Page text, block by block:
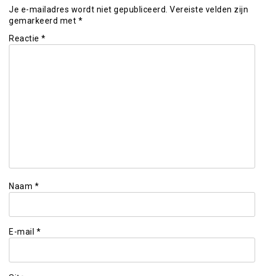
Je e-mailadres wordt niet gepubliceerd. Vereiste velden zijn
gemarkeerd met *
Reactie *
Naam *
E-mail *